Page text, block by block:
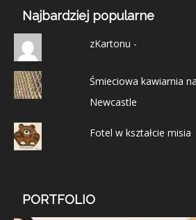
Najbardziej popularne
zKartonu -
Śmieciowa kawiarnia
Newcastle
Fotel w kształcie misia
PORTFOLIO